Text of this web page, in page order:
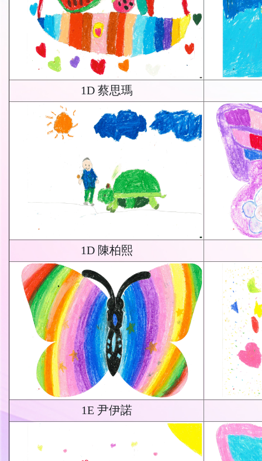
1D 蔡思瑪
1D 陳柏熙
1E 尹伊諾